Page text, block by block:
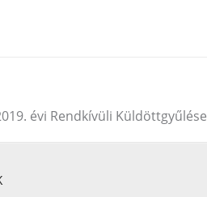
évi Rendkívüli Küldöttgyűlése